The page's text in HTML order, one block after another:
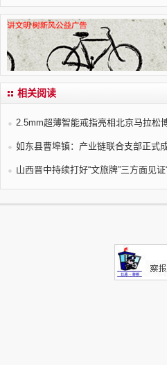
相关阅读
2.5mm超薄智能戒指亮相北京马拉松
如东县曹埠镇：产业链联合支部正式
山西晋中持续打好“文旅牌”三方面见证